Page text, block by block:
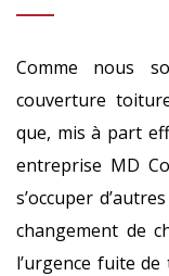
Comme nous
couverture
que, mis à part
entreprise MD
s’occuper
changement de
l’urgence fuite